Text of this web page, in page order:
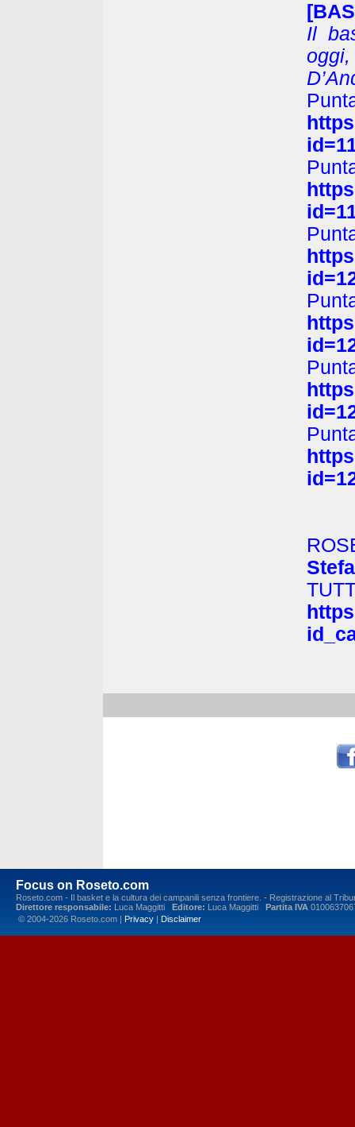
Il
Focus on Roseto.com
Roseto.com - Il basket e la cultura dei campanili senza frontiere. - Registrazione al
Direttore responsabile: Luca Maggitti Editore: Luca Maggitti Partita IVA
© 2004-2026 Roseto.com | Privacy | Disclaimer